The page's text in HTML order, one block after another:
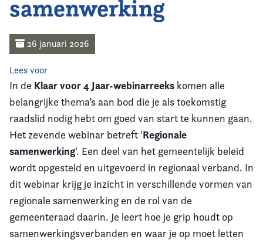
Nieuws
Opleiding
Kennis & Informatie
Vereniging
Contact
samenwerking
26 januari 2026
Lees voor
In de Klaar voor 4 Jaar-webinarreeks komen alle
belangrijke thema’s aan bod die je als toekomstig
raadslid nodig hebt om goed van start te kunnen gaan.
Het zevende webinar betreft 'Regionale
samenwerking'. Een deel van het gemeentelijk beleid
wordt opgesteld en uitgevoerd in regionaal verband. In
dit webinar krijg je inzicht in verschillende vormen van
regionale samenwerking en de rol van de
gemeenteraad daarin. Je leert hoe je grip houdt op
samenwerkingsverbanden en waar je op moet letten